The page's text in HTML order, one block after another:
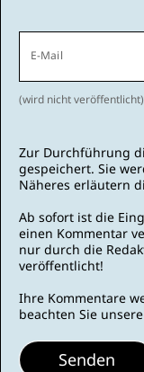
E-Mail
(wird nicht veröffentlicht)
Zur Durchführung
gespeichert. Sie
Näheres erläutern
Ab sofort ist die
einen Kommentar
nur durch die
veröffentlicht!
Ihre Kommentare
beachten Sie unsere
Senden